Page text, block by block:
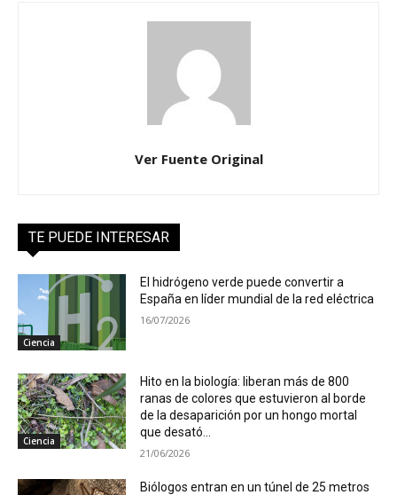
Ver Fuente Original
TE PUEDE INTERESAR
Ciencia
El hidrógeno verde puede convertir a
España en líder mundial de la red eléctrica
16/07/2026
Ciencia
Hito en la biología: liberan más de 800
ranas de colores que estuvieron al borde
de la desaparición por un hongo mortal
que desató...
21/06/2026
Biólogos entran en un túnel de 25 metros